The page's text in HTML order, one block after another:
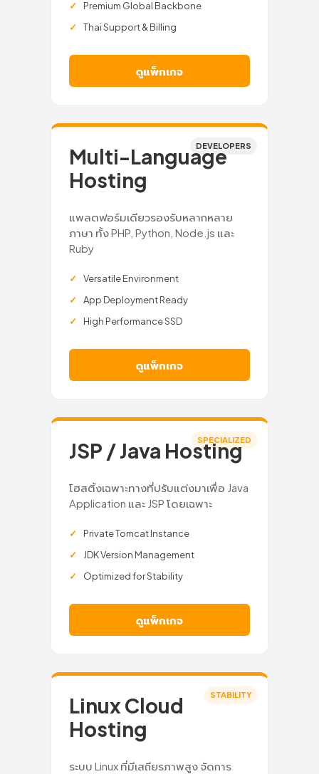
Premium Global Backbone
Thai Support & Billing
ดูแพ็กเกจ
DEVELOPERS
Multi-Language
Hosting
แพลตฟอร์มเดียวรองรับหลากหลาย
ภาษา ทั้ง PHP, Python, Node.js และ
Ruby
Versatile Environment
App Deployment Ready
High Performance SSD
ดูแพ็กเกจ
SPECIALIZED
JSP / Java Hosting
โฮสติ้งเฉพาะทางที่ปรับแต่งมาเพื่อ Java
Application และ JSP โดยเฉพาะ
Private Tomcat Instance
JDK Version Management
Optimized for Stability
ดูแพ็กเกจ
STABILITY
Linux Cloud
Hosting
ระบบ Linux ที่มีเสถียรภาพสูง จัดการ